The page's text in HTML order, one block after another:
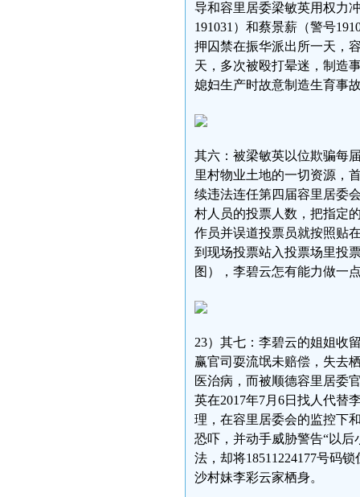
导和容里居委梁敏英用权力
191031）和蔡景薪（警号
押囚禁在振华派出所一天，
天，多次被殴打晕迷，制造
媳妇生产时故意制造生育事
其六：被梁敏英以位欺骗每
里村物业土地的一切资源，
续违法连任第四届容里居委
村人员的投票人数，把指定
作员并误道投票员就按照贴
到现场投票站入投票场里投
图），李碧云怎有能力做一
23）其七：李碧云的姐姐收
赢官司耍流氓未赔偿，失去
医治病，而被顺德容里居委
英在2017年7月6日找人代替
理，在容里居委会的监控下
恐吓，并动手威胁警告“以后
法，却将18511224177号码
沙村妹李彩云家栖身。